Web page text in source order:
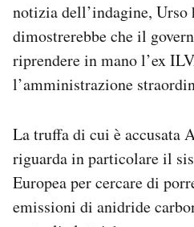
notizia dell’indagine, Urso
dimostrerebbe che il
riprendere in mano l’ex
l’amministrazione
La truffa di cui è accusata
riguarda in particolare il
Europea per cercare di
emissioni di anidride